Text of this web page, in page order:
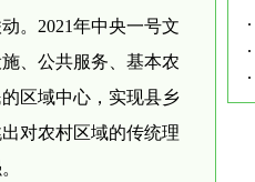
。2021年中央一号文
、公共服务、基本农
区域中心，实现县乡
对农村区域的传统理